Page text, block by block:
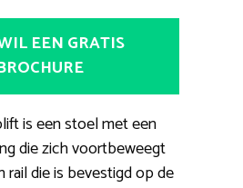
EEN GRATIS
is een stoel met een
die zich voortbeweegt
rail die is bevestigd op de